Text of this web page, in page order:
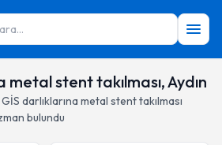
metal stent takılması, Aydın
GİS darlıklarına metal stent takılması
bulundu